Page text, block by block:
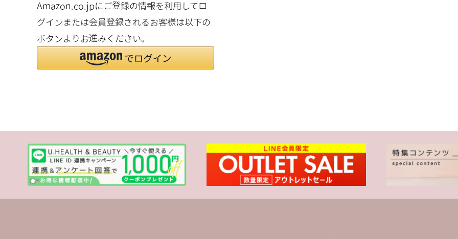
Amazon.co.jpにご登録の情報を利用してロ
グインまたは会員登録されるお客様は以下の
ボタンよりお進みください。